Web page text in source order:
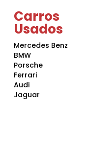
Carros
Usados
Mercedes Benz
BMW
Porsche
Ferrari
Audi
Jaguar